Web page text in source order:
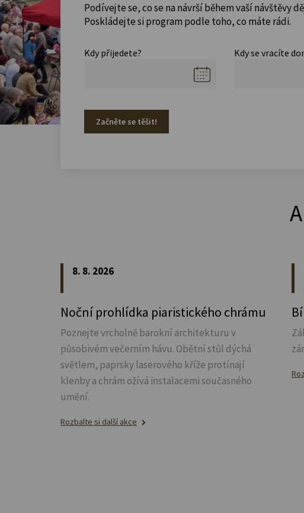
Podívejte se, co se na návrší během vaší návštěvy
Poskládejte si program podle toho, co máte rádi.
Kdy přijedete? Kdy se vracíte
Začněte se těšit!
8. 8. 2026
Noční prohlídka piaristického chrámu
Poznejte vrcholně barokní architekturu v
působivém večerním hávu. Obětní stůl dýchá
světlem, paprsky laserového kříže protínají
klenby a chrám ožívá instalacemi současného
umění.
Rozbalte si další akce